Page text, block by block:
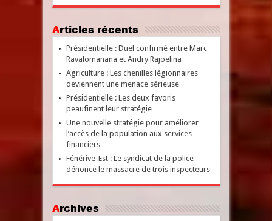
Articles récents
Présidentielle : Duel confirmé entre Marc
Ravalomanana et Andry Rajoelina
Agriculture : Les chenilles légionnaires
deviennent une menace sérieuse
Présidentielle : Les deux favoris
peaufinent leur stratégie
Une nouvelle stratégie pour améliorer
l’accès de la population aux services
financiers
Fénérive-Est : Le syndicat de la police
dénonce le massacre de trois inspecteurs
Archives